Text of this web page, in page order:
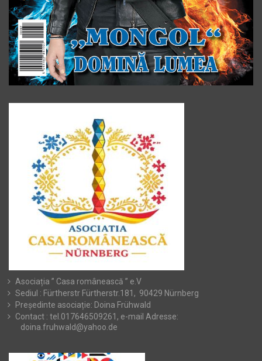
Asociația ” Casa românească ” e.V
Sediul : Fürtherstr Fürtherstr.181, 90429 Nürnberg
Președinte asociație: Doina Frühwald
Contact : tel.017646509261, e-mail Adresse:
doina.fruhwald@yahoo.de